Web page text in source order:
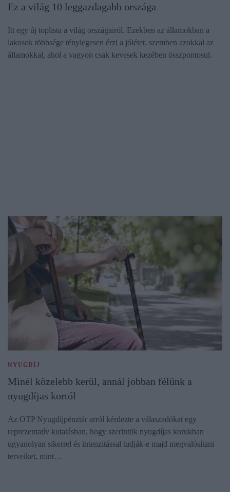
Ez a világ 10 leggazdagabb országa
Itt egy új toplista a világ országairól. Ezekben az államokban a
lakosok többsége ténylegesen érzi a jólétet, szemben azokkal az
államokkal, ahol a vagyon csak kevesek kezében összpontosul.
NYUGDÍJ
Minél közelebb kerül, annál jobban félünk a
nyugdíjas kortól
Az OTP Nyugdíjpénztár arról kérdezte a válaszadókat egy
reprezentatív kutatásban, hogy szerintük nyugdíjas korukban
ugyanolyan sikerrel és intenzitással tudják-e majd megvalósítani
terveiket, mint…